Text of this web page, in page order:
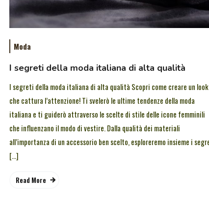
Moda
I segreti della moda italiana di alta qualità
I segreti della moda italiana di alta qualità Scopri come creare un look
che cattura l’attenzione! Ti svelerò le ultime tendenze della moda
italiana e ti guiderò attraverso le scelte di stile delle icone femminili
che influenzano il modo di vestire. Dalla qualità dei materiali
all’importanza di un accessorio ben scelto, esploreremo insieme i
[…]
Read More